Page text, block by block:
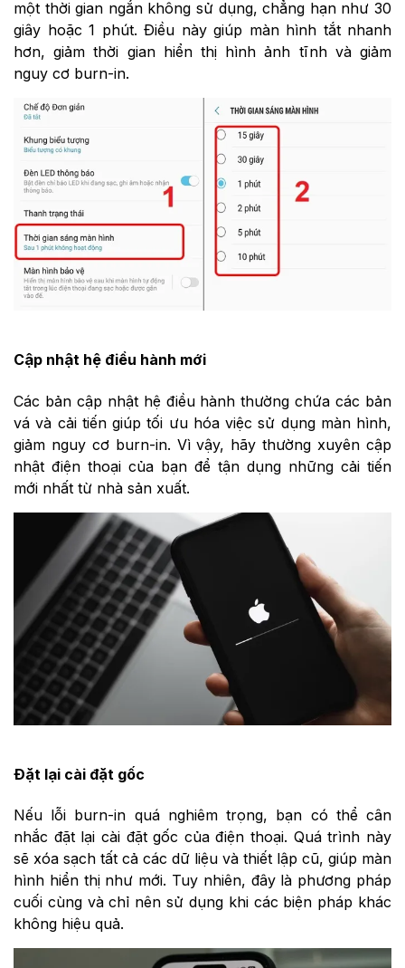
một thời gian ngắn không sử dụng, chẳng hạn như 30
giây hoặc 1 phút. Điều này giúp màn hình tắt nhanh
hơn, giảm thời gian hiển thị hình ảnh tĩnh và giảm
nguy cơ burn-in.
Cập nhật hệ điều hành mới
Các bản cập nhật hệ điều hành thường chứa các bản
vá và cải tiến giúp tối ưu hóa việc sử dụng màn hình,
giảm nguy cơ burn-in. Vì vậy, hãy thường xuyên cập
nhật điện thoại của bạn để tận dụng những cải tiến
mới nhất từ nhà sản xuất.
Đặt lại cài đặt gốc
Nếu lỗi burn-in quá nghiêm trọng, bạn có thể cân
nhắc đặt lại cài đặt gốc của điện thoại. Quá trình này
sẽ xóa sạch tất cả các dữ liệu và thiết lập cũ, giúp màn
hình hiển thị như mới. Tuy nhiên, đây là phương pháp
cuối cùng và chỉ nên sử dụng khi các biện pháp khác
không hiệu quả.